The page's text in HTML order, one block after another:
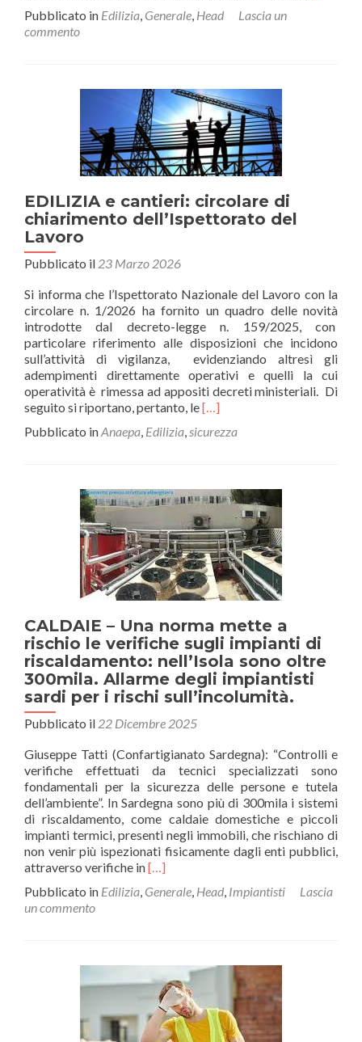
Sicurezza
nell’edilizia
artigiana
sarda
Pubblicato in Edilizia, Generale, Head
Lascia un
commento
EDILIZIA e cantieri: circolare di
chiarimento dell’Ispettorato del
Lavoro
Pubblicato il 23 Marzo 2026
Si informa che l’Ispettorato Nazionale del Lavoro con la
circolare n. 1/2026 ha fornito un quadro delle novità
introdotte dal decreto-legge n. 159/2025, con
particolare riferimento alle disposizioni che incidono
sull’attività di vigilanza, evidenziando altresì gli
adempimenti direttamente operativi e quelli la cui
operatività è rimessa ad appositi decreti ministeriali. Di
seguito si riportano, pertanto, leLeggi
piùEDILIZIA
circolare
di
chiarimento
dell’Ispettorato
del
Lavoro
[…]
Pubblicato inAnaepa Edilizia sicurezza
CALDAIE – Una norma mette a
rischio le verifiche sugli impianti di
riscaldamento: nell’Isola sono oltre
300mila. Allarme degli impiantisti
sardi per i rischi sull’incolumità.
Pubblicato il 22 Dicembre 2025
Giuseppe Tatti (Confartigianato Sardegna): “Controlli e
verifiche effettuati da tecnici specializzati sono
fondamentali per la sicurezza delle persone e tutela
dell’ambiente”. In Sardegna sono più di 300mila i sistemi
di riscaldamento, come caldaie domestiche e piccoli
impianti termici, presenti negli immobili, che rischiano di
non venir più ispezionati fisicamente dagli enti pubblici,
attraverso verifiche inLeggi
piùCALDAIE
mette
a
rischio
le
verifiche
[…]
Pubblicato in Edilizia Generale Head Impiantisti
Lascia
un commento